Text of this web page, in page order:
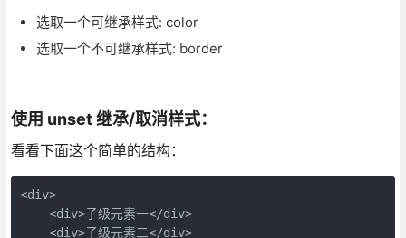
选取一个可继承样式: color
选取一个不可继承样式: border
使用 unset 继承/取消样式：
看看下面这个简单的结构：
<div>
    <div>子级元素一</div>
    <div>子级元素二</div>